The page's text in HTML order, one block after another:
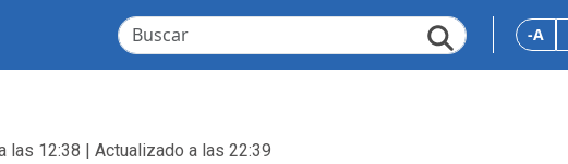
-A
las 12:38 | Actualizado a las 22:39